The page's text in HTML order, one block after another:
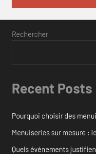
Rechercher
Recent Posts
Pourquoi choisir des
Menuiseries sur mesure :
Quels événements